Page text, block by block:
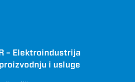
– Elektroindustrija
i usluge